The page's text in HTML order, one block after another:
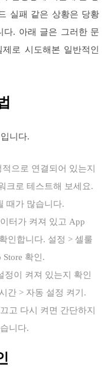
실패 같은 상황은 당황
다. 아래 글은 그러한 문
로 시도해본 일반적인
니다.
으로 연결되어 있는지
크로 테스트해 보세요.
때가 많습니다.
터가 켜져 있고 App
인합니다. 설정 > 셀룰
확인.
이 켜져 있는지 확인
간 > 자동 설정 켜기.
고 다시 켜면 간단하지
니다.